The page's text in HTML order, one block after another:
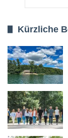
Kürzliche